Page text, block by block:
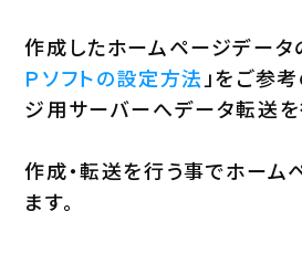
作成したホームページデータ
Ｐソフトの設定方法 」をご参
ジ用サーバーへデータ転送を
作成・転送を行う事でホーム
ます。